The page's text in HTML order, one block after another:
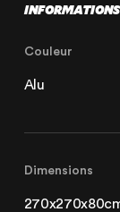
59223
Couleur
Alu
Dimensions